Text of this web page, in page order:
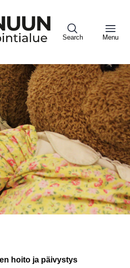
Search Menu
hoito ja päivystys